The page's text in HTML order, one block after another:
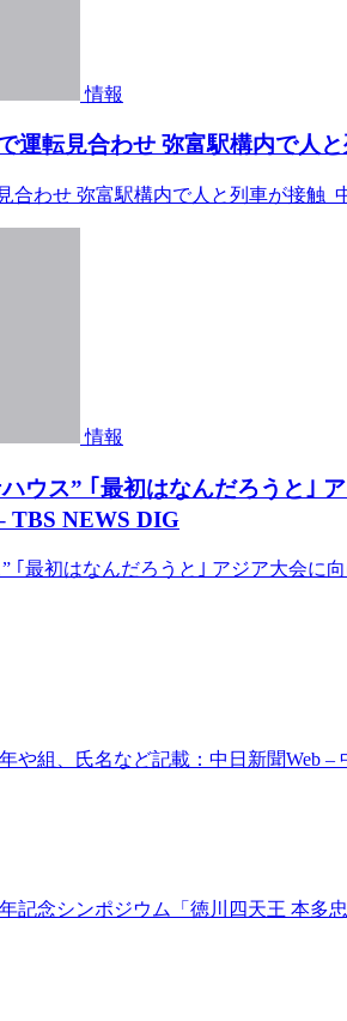
情報
運転見合わせ 弥富駅構内で人
合わせ 弥富駅構内で人と列車が接触
情報
ウス” ｢最初はなんだろうと｣
TBS NEWS DIG
｢最初はなんだろうと｣ アジア大会に
や組、氏名など記載：中日新聞Web –
記念シンポジウム「徳川四天王 本多